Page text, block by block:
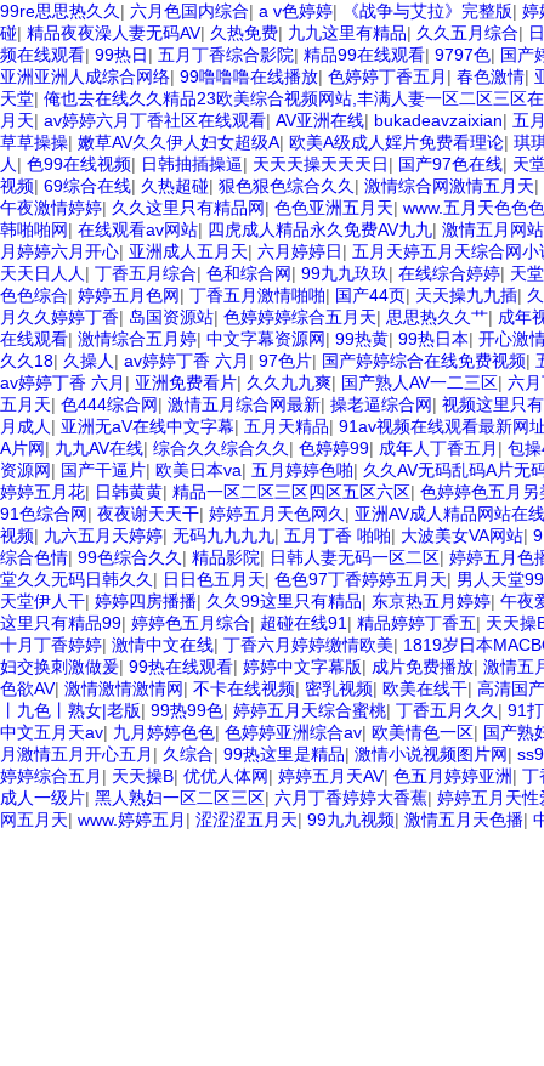
99re思思热久久 | 六月色国内综合| a v色婷婷| 《战争与艾拉》完整版| 婷
碰| 精品夜夜澡人妻无码AV| 久热免费| 九九这里有精品| 久久五月综合|
频在线观看| 99热日| 五月丁香综合影院| 精品99在线观看| 9797色| 国产
亚洲亚洲人成综合网络| 99噜噜噜在线播放| 色婷婷丁香五月 | 春色激情|
天堂| 俺也去在线久久精品23欧美综合视频网站,丰满人妻一区二区三区
月天| av婷婷六月丁香社区在线观看| AV亚洲在线| bukadeavzaixian| 五
草草操操| 嫩草AV久久伊人妇女超级A| 欧美A级成人婬片免费看理论| 琪
人 | 色99在线视频| 日韩抽插操逼| 天天天操天天天日| 国产97色在线| 天
视频| 69综合在线| 久热超碰| 狠色狠色综合久久 | 激情综合网激情五月天|
午夜激情婷婷| 久久这里只有精品网| 色色亚洲五月天| www.五月天色色色
韩啪啪网| 在线观看av网站| 四虎成人精品永久免费AV九九| 激情五月网站
月婷婷六月开心| 亚洲成人五月天| 六月婷婷日| 五月天婷五月天综合网
天天日人人 | 丁香五月综合| 色和综合网| 99九九玖玖| 在线综合婷婷| 天
色色综合| 婷婷五月色网| 丁香五月激情啪啪| 国产44页| 天天操九九插|
月久久婷婷丁香| 岛国资源站| 色婷婷婷综合五月天| 思思热久久艹| 成年
在线观看| 激情综合五月婷| 中文字幕资源网| 99热黄| 99热日本| 开心激
久久18| 久操人 | av婷婷丁香 六月 | 97色片| 国产婷婷综合在线免费视频|
av婷婷丁香 六月 | 亚洲免费看片| 久久九九爽| 国产熟人AV一二三区| 六
五月天| 色444综合网| 激情五月综合网最新| 操老逼综合网| 视频这里只
月成人 | 亚洲无aV在线中文字幕| 五月天精品| 91av视频在线观看最新网
A片网| 九九AV在线| 综合久久综合久久 | 色婷婷99| 成年人丁香五月 | 包
资源网| 国产干逼片| 欧美日本va| 五月婷婷色啪| 久久AV无码乱码A片无
婷婷五月花| 日韩黄黄| 精品一区二区三区四区五区六区| 色婷婷色五月另
91色综合网| 夜夜谢天天干| 婷婷五月天色网久 | 亚洲AV成人精品网站在
视频| 九六五月天婷婷| 无码九九九九| 五月丁香 啪啪| 大波美女VA网站|
综合色情| 99色综合久久 | 精品影院| 日韩人妻无码一区二区| 婷婷五月色
堂久久无码日韩久久 | 日日色五月天| 色色97丁香婷婷五月天| 男人天堂99
天堂伊人干| 婷婷四房播播| 久久99这里只有精品| 东京热五月婷婷| 午夜
这里只有精品99| 婷婷色五月综合| 超碰在线91 | 精品婷婷丁香五| 天天操
十月丁香婷婷| 激情中文在线| 丁香六月婷婷缴情欧美| 1819岁日本
妇交换刺激做爰| 99热在线观看| 婷婷中文字幕版| 成片免费播放| 激情五
色欲AV| 激情激情激情网| 不卡在线视频| 密乳视频| 欧美在线干| 高清国
丨九色丨熟女|老版| 99热99色| 婷婷五月天综合蜜桃| 丁香五月久久 | 91
中文五月天av| 九月婷婷色色| 色婷婷亚洲综合av| 欧美情色一区| 国产熟
月激情五月开心五月 | 久综合| 99热这里是精品| 激情小说视频图片网|
婷婷综合五月 | 天天操B| 优优人体网| 婷婷五月天AV| 色五月婷婷亚洲| 丁
成人一级片| 黑人熟妇一区二区三区| 六月丁香婷婷大香蕉| 婷婷五月天性
网五月天| www.婷婷五月 | 涩涩涩五月天| 99九九视频| 激情五月天色播|